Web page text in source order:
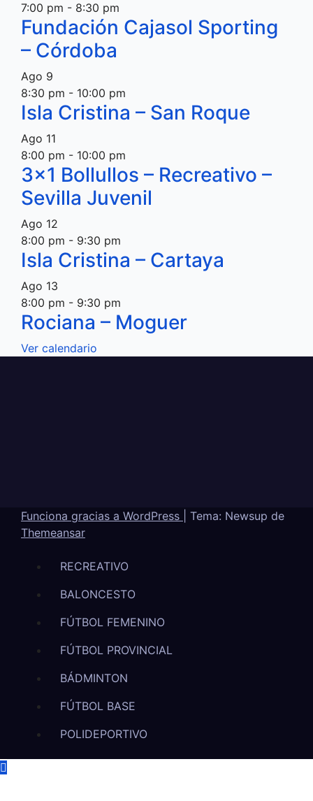
7:00 pm - 8:30 pm
Fundación Cajasol Sporting
– Córdoba
Ago 9
8:30 pm - 10:00 pm
Isla Cristina – San Roque
Ago 11
8:00 pm - 10:00 pm
3×1 Bollullos – Recreativo –
Sevilla Juvenil
Ago 12
8:00 pm - 9:30 pm
Isla Cristina – Cartaya
Ago 13
8:00 pm - 9:30 pm
Rociana – Moguer
Ver calendario
Funciona gracias a WordPress
Tema: Newsup de
Themeansar
RECREATIVO
BALONCESTO
FÚTBOL FEMENINO
FÚTBOL PROVINCIAL
BÁDMINTON
FÚTBOL BASE
POLIDEPORTIVO